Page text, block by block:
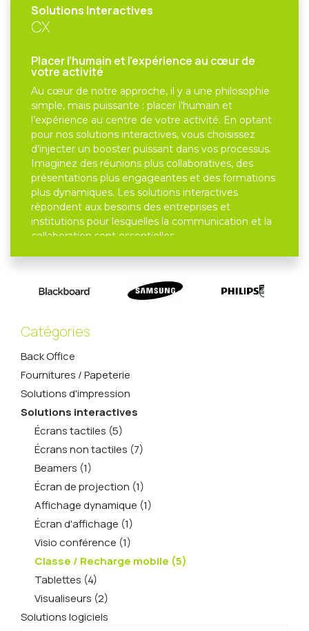
Solutions Interactives
CX
Placer l’humain et l’expérience au cœur de
votre activité
Au cœur de notre approche, il y a une philosophie
simple, mais puissante : placer l’humain et
l’expérience au centre de votre activité. En optant
pour nos solutions interactives, vous choisissez
d’injecter un booster puissant dans vos processus.
Imaginez des réunions plus collaboratives, des
présentations plus engageantes et des formations
plus dynamiques. Les solutions interactives
répondent aux besoins des entreprises et
institutions pour lesquelles la communication et la
collaboration sont essentielles.
Catégories
Back Office
Fournitures / Papeterie
Solutions d'impression
Solutions interactives
Écrans tactiles (5)
Écrans non tactiles (7)
Beamers (1)
Écran de projection (1)
Affichage dynamique (1)
Écran d'affichage (1)
Visio conférence (1)
Classe / Recharge mobile (5)
Tablettes (4)
Visualiseurs (2)
Solutions logiciels